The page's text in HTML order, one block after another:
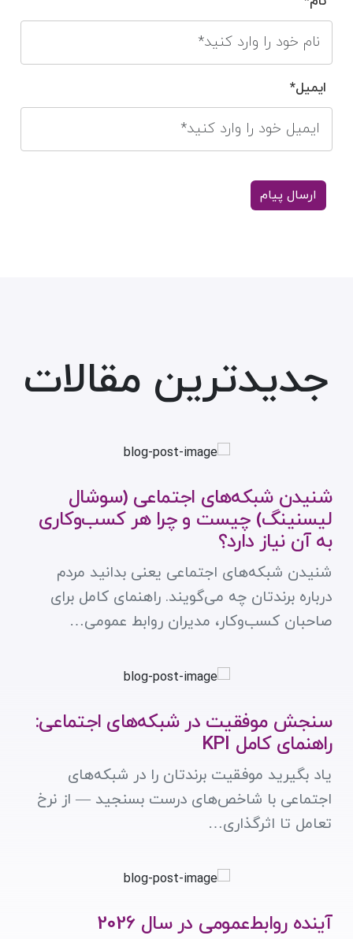
ایمیل*
جدیدترین مقالات
شنیدن شبکه‌های اجتماعی (سوشال
لیسنینگ) چیست و چرا هر کسب‌وکاری
به آن نیاز دارد؟
شنیدن شبکه‌های اجتماعی یعنی بدانید مردم
درباره برندتان چه می‌گویند. راهنمای کامل برای
صاحبان کسب‌وکار، مدیران روابط عمومی…
سنجش موفقیت در شبکه‌های اجتماعی:
راهنمای کامل KPI
یاد بگیرید موفقیت برندتان را در شبکه‌های
اجتماعی با شاخص‌های درست بسنجید — از نرخ
تعامل تا اثرگذاری…
آینده روابط‌عمومی در سال 2026